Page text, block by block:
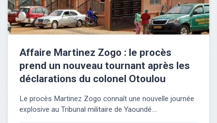
Affaire Martinez Zogo : le procès
prend un nouveau tournant après les
déclarations du colonel Otoulou
Le procès Martinez Zogo connaît une nouvelle journée
explosive au Tribunal militaire de Yaoundé....